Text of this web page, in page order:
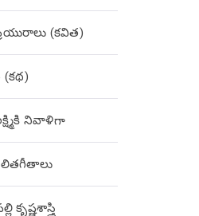
(కవిత)
(కథ)
నివాళిగా
లలితగీతాలు
కృష్ణశాస్త్రి